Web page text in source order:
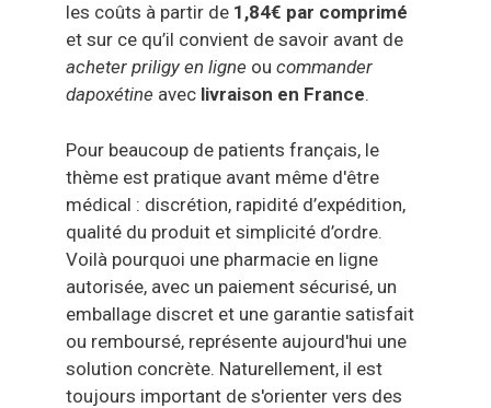
les coûts à partir de 1,84€ par comprimé
et sur ce qu’il convient de savoir avant de
acheter priligy en ligne ou commander
dapoxétine avec livraison en France.
Pour beaucoup de patients français, le
thème est pratique avant même d'être
médical : discrétion, rapidité d’expédition,
qualité du produit et simplicité d’ordre.
Voilà pourquoi une pharmacie en ligne
autorisée, avec un paiement sécurisé, un
emballage discret et une garantie satisfait
ou remboursé, représente aujourd'hui une
solution concrète. Naturellement, il est
toujours important de s'orienter vers des